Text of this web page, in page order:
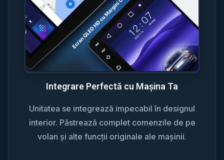
Integrare Perfectă cu Mașina Ta
Unitatea se integrează impecabil în designul
interior. Păstrează complet comenzile de pe
volan și alte funcții originale ale mașinii.